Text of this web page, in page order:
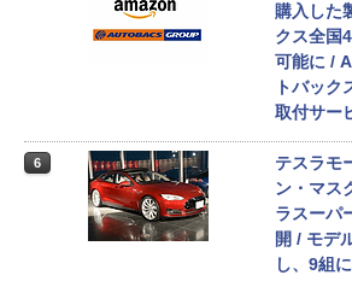
購入した
クス全国
可能に /
トバック
取付サー
6
テスラモ
ン・マス
ラスーパ
開 / モデ
し、9組